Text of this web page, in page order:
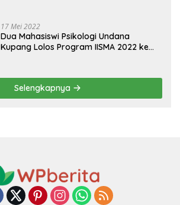
17 Mei 2022
Dua Mahasiswi Psikologi Undana
Kupang Lolos Program IISMA 2022 ke
Selengkapnya